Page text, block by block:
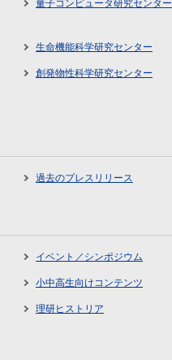
量子コンピュータ研究センター
生命機能科学研究センター
創発物性科学研究センター
過去のプレスリリース
イベント／シンポジウム
小中高生向けコンテンツ
理研ヒストリア